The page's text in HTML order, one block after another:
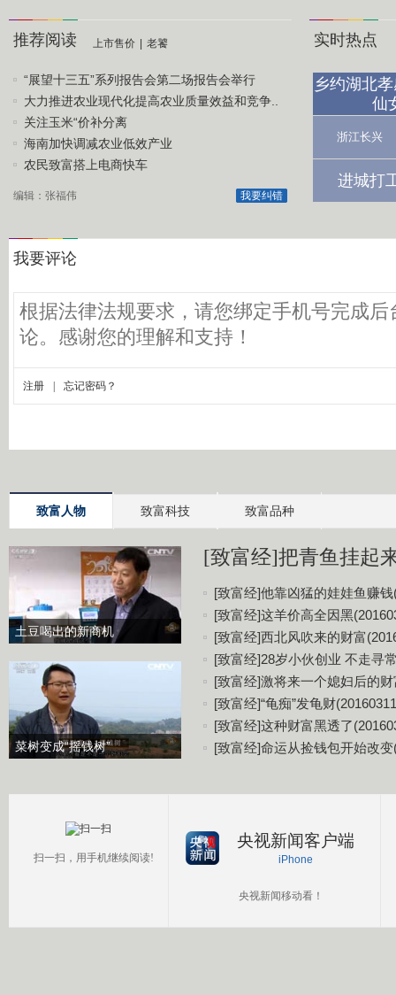
推荐阅读 上市售价 老饕
“展望十三五”系列报告会第二场报告会举行
大力推进农业现代化提高农业质量效益和竞争..
关注玉米“价补分离
海南加快调减农业低效产业
农民致富搭上电商快车
我要纠错
编辑：张福伟
实时热点
乡约湖北
仙
浙江长兴
进城打
致富人物 致富科技 致富品种
土豆喝出的新商机
菜树变成“摇钱树”
[致富经]把青鱼挂起
[致富经]他靠凶猛的娃娃鱼赚钱
[致富经]这羊价高全因黑
[致富经]西北风吹来的财富
[致富经]28岁小伙创业 不走寻
[致富经]激将来一个媳妇后的
[致富经]“龟痴”发龟财
[致富经]这种财富黑透了
[致富经]命运从捡钱包开始改变
扫一扫，用手机继续阅读!
央视新闻客户端
iPhone
央视新闻移动看！